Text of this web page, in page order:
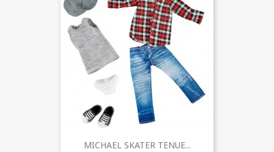
MICHAEL SKATER TENUE...